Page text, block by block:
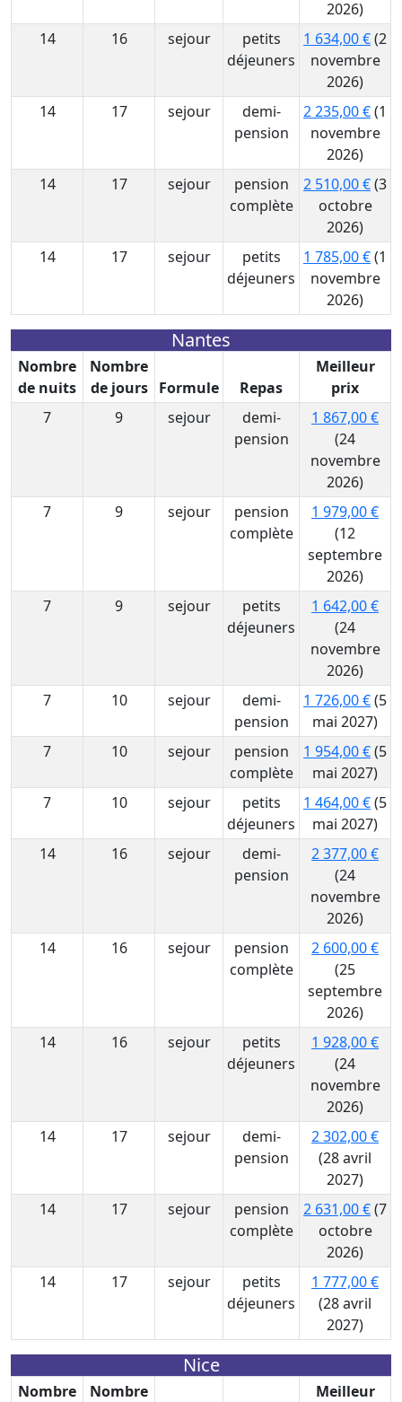
2026)
14
16 sejour
petits
déjeuners
1 634,00 €(2
novembre
2026)
14
17 sejour
demi-
pension
2 235,00 €(1
novembre
2026)
14
17 sejour
pension
complète
2 510,00 €(3
octobre
2026)
14
17 sejour
petits
déjeuners
1 785,00 €(1
novembre
2026)
Nantes
Nombre
de nuits
Nombre
de jours
Formule Repas
Meilleur
prix
7
9 sejour
demi-
pension
1 867,00 €
(24
novembre
2026)
7
9 sejour
pension
complète
1 979,00 €
(12
septembre
2026)
7
9 sejour
petits
déjeuners
1 642,00 €
(24
novembre
2026)
7
10 sejour
demi-
pension
1 726,00 €(5
mai 2027)
7
10 sejour
pension
complète
1 954,00 €(5
mai 2027)
7
10 sejour
petits
déjeuners
1 464,00 €(5
mai 2027)
14
16 sejour
demi-
pension
2 377,00 €
(24
novembre
2026)
14
16 sejour
pension
complète
2 600,00 €
(25
septembre
2026)
14
16 sejour
petits
déjeuners
1 928,00 €
(24
novembre
2026)
14
17 sejour
demi-
pension
2 302,00 €
(28 avril
2027)
14
17 sejour
pension
complète
2 631,00 €(7
octobre
2026)
14
17 sejour
petits
déjeuners
1 777,00 €
(28 avril
2027)
Nice
Nombre
Nombre
Meilleur